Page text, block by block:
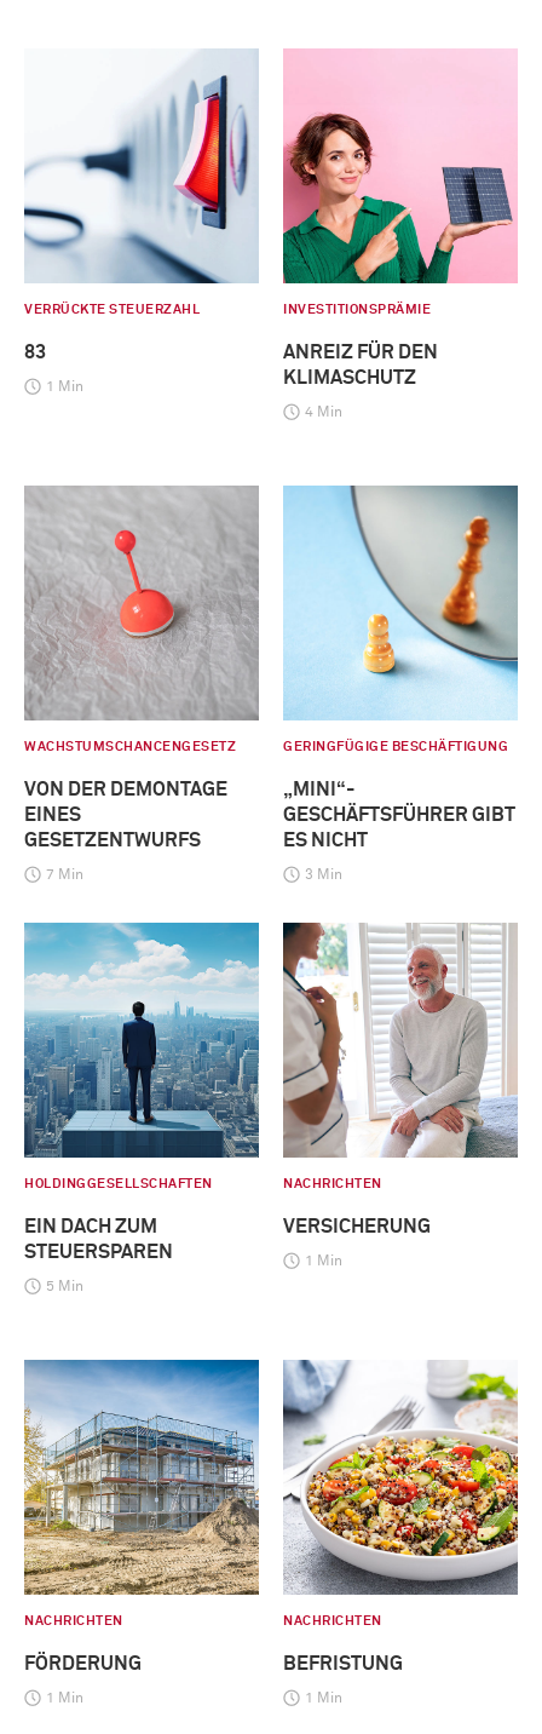
VERRÜCKTE STEUERZAHL
83
1 Min
INVESTITIONSPRÄMIE
ANREIZ FÜR DEN
KLIMASCHUTZ
4 Min
WACHSTUMSCHANCENGESETZ
VON DER DEMONTAGE
EINES
GESETZENTWURFS
7 Min
GERINGFÜGIGE BESCHÄFTIGUNG
„MINI“-
GESCHÄFTSFÜHRER GIBT
ES NICHT
3 Min
HOLDINGGESELLSCHAFTEN
EIN DACH ZUM
STEUERSPAREN
5 Min
NACHRICHTEN
VERSICHERUNG
1 Min
NACHRICHTEN
FÖRDERUNG
1 Min
NACHRICHTEN
BEFRISTUNG
1 Min